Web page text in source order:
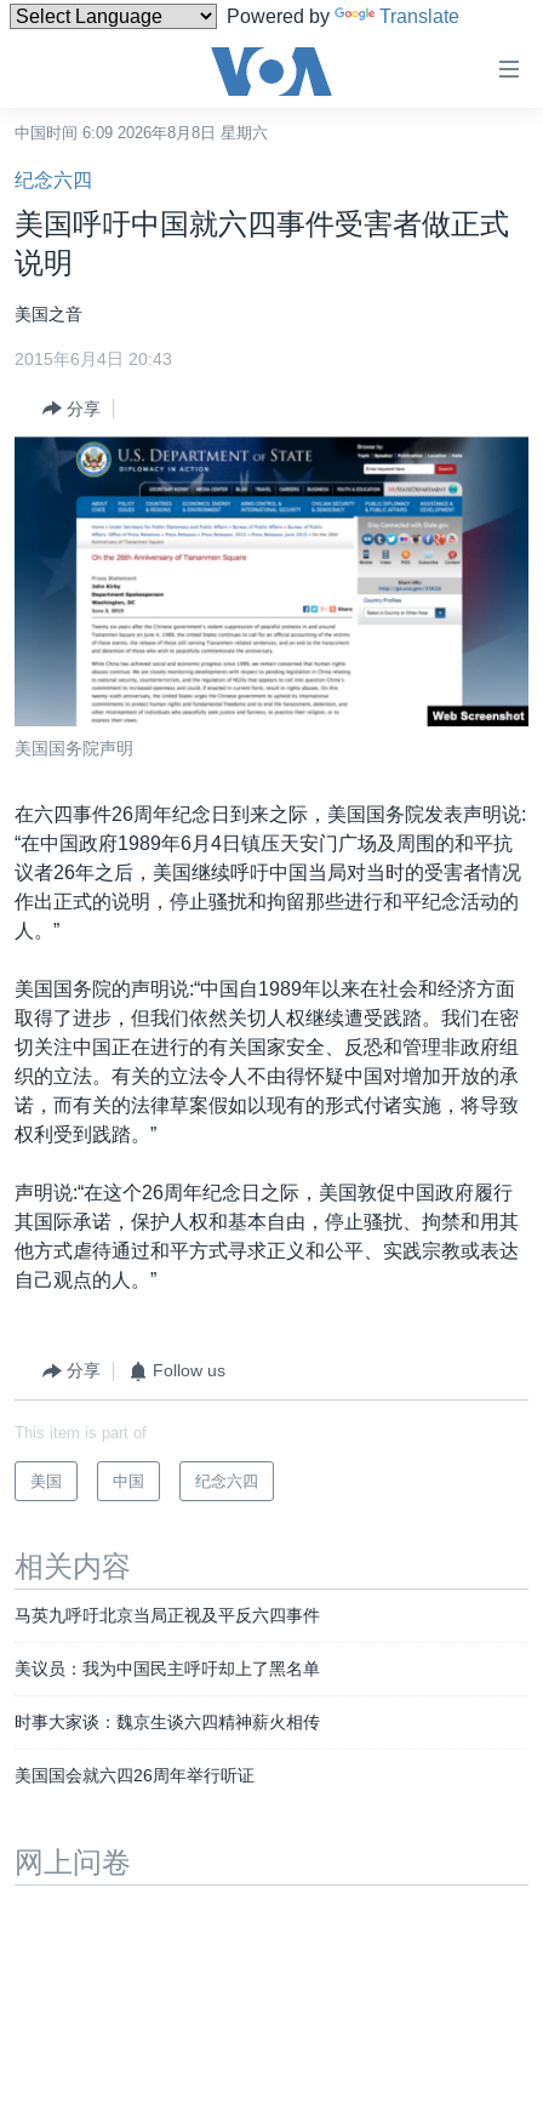
Powered by Translate
碍
链
接
跳
转
内
容
到
中国
最新国际新闻
印太
欧洲
全球议题
分类新闻
经济·金融·贸易
人权·法律·宗教
科教·文娱·体健
美中关系
热点专题
白宫要闻
国会报道
美中关系
美国建国250周年
埃博拉疫情
重要讲话与声明
台海两岸关系
南中国海争端
关注西藏
关注新疆
GEN Z 看美国
VOA视频
VOA今日焦点
中文广播
其他语言网站
中国时间 6:09 2026年8月8日 星期六
纪念六四
美国呼吁中国就六四事件受害者做正式
说明
美国之音
2015年6月4日 20:43
分享
美国国务院声明
在六四事件26周年纪念日到来之际，美国国务院发表声明说:
“在中国政府1989年6月4日镇压天安门广场及周围的和平抗
议者26年之后，美国继续呼吁中国当局对当时的受害者情况
作出正式的说明，停止骚扰和拘留那些进行和平纪念活动的
人。”
美国国务院的声明说:“中国自1989年以来在社会和经济方面
取得了进步，但我们依然关切人权继续遭受践踏。我们在密
切关注中国正在进行的有关国家安全、反恐和管理非政府组
织的立法。有关的立法令人不由得怀疑中国对增加开放的承
诺，而有关的法律草案假如以现有的形式付诸实施，将导致
权利受到践踏。”
声明说:“在这个26周年纪念日之际，美国敦促中国政府履行
其国际承诺，保护人权和基本自由，停止骚扰、拘禁和用其
他方式虐待通过和平方式寻求正义和公平、实践宗教或表达
自己观点的人。”
分享 Follow us
This item is part of
美国 中国 纪念六四
相关内容
马英九呼吁北京当局正视及平反六四事件
美议员：我为中国民主呼吁却上了黑名单
时事大家谈：魏京生谈六四精神薪火相传
美国国会就六四26周年举行听证
网上问卷